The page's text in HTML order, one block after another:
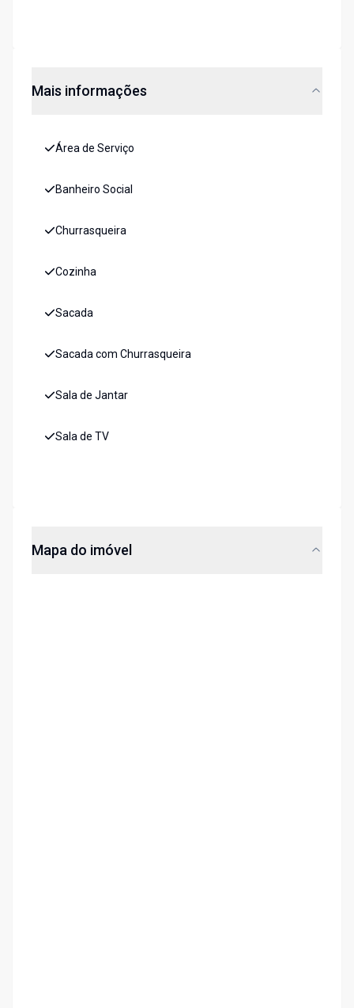
Mais informações
Área de Serviço
Banheiro Social
Churrasqueira
Cozinha
Sacada
Sacada com Churrasqueira
Sala de Jantar
Sala de TV
Mapa do imóvel